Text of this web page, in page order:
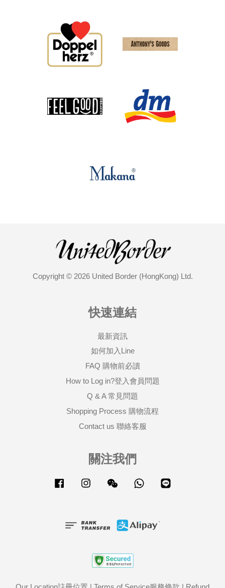
Copyright © 2026 United Border (HongKong) Ltd.
快速連結
最新資訊
如何加入Line
FAQ 購物前必讀
How to Log in?登入會員問題
Q & A 常見問題
Shopping Process 購物流程
Contact us 聯絡客服
關注我們
Facebook Instagram Wechat Whatsapp